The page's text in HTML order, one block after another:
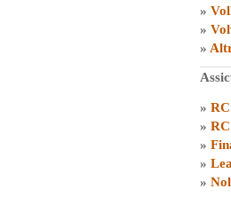
»
»
»
»
»
»
»
»